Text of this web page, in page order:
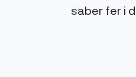
saber fer i